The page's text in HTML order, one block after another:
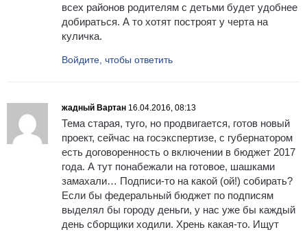
всех районов родителям с детьми будет удобнее
добираться. А то хотят построят у черта на
куличка.
Войдите, чтобы ответить
жадный Вартан 16.04.2016, 08:13
Тема старая, туго, но продвигается, готов новый
проект, сейчас на госэкспертизе, с губернатором
есть договоренность о включении в бюджет 2017
года. А тут понабежали на готовое, шашками
замахали… Подписи-то на какой (ой!) собирать?
Если бы федеральный бюджет по подписям
выделял бы городу деньги, у нас уже бы каждый
день сборщики ходили. Хрень какая-то. Ищут